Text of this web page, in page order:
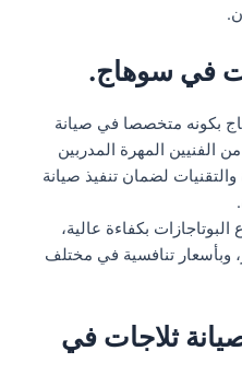
في سوهاج.
بكونه متخصصا في صيانة
الفنيين المهرة المدربين
لضمان تنفيذ صيانة
بكفاءة عالية،
وبأسعار تنافسية في مختلف
ثلاجات في